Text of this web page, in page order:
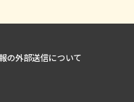
の外部送信について